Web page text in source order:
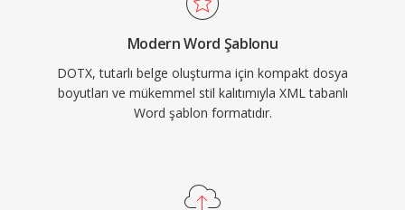
Modern Word Şablonu
DOTX, tutarlı belge oluşturma için kompakt dosya
boyutları ve mükemmel stil kalıtımıyla XML tabanlı
Word şablon formatıdır.